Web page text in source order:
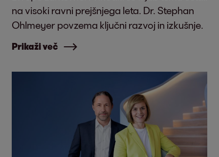
na visoki ravni prejšnjega leta. Dr. Stephan
Ohlmeyer povzema ključni razvoj in izkušnje.
Prikaži več